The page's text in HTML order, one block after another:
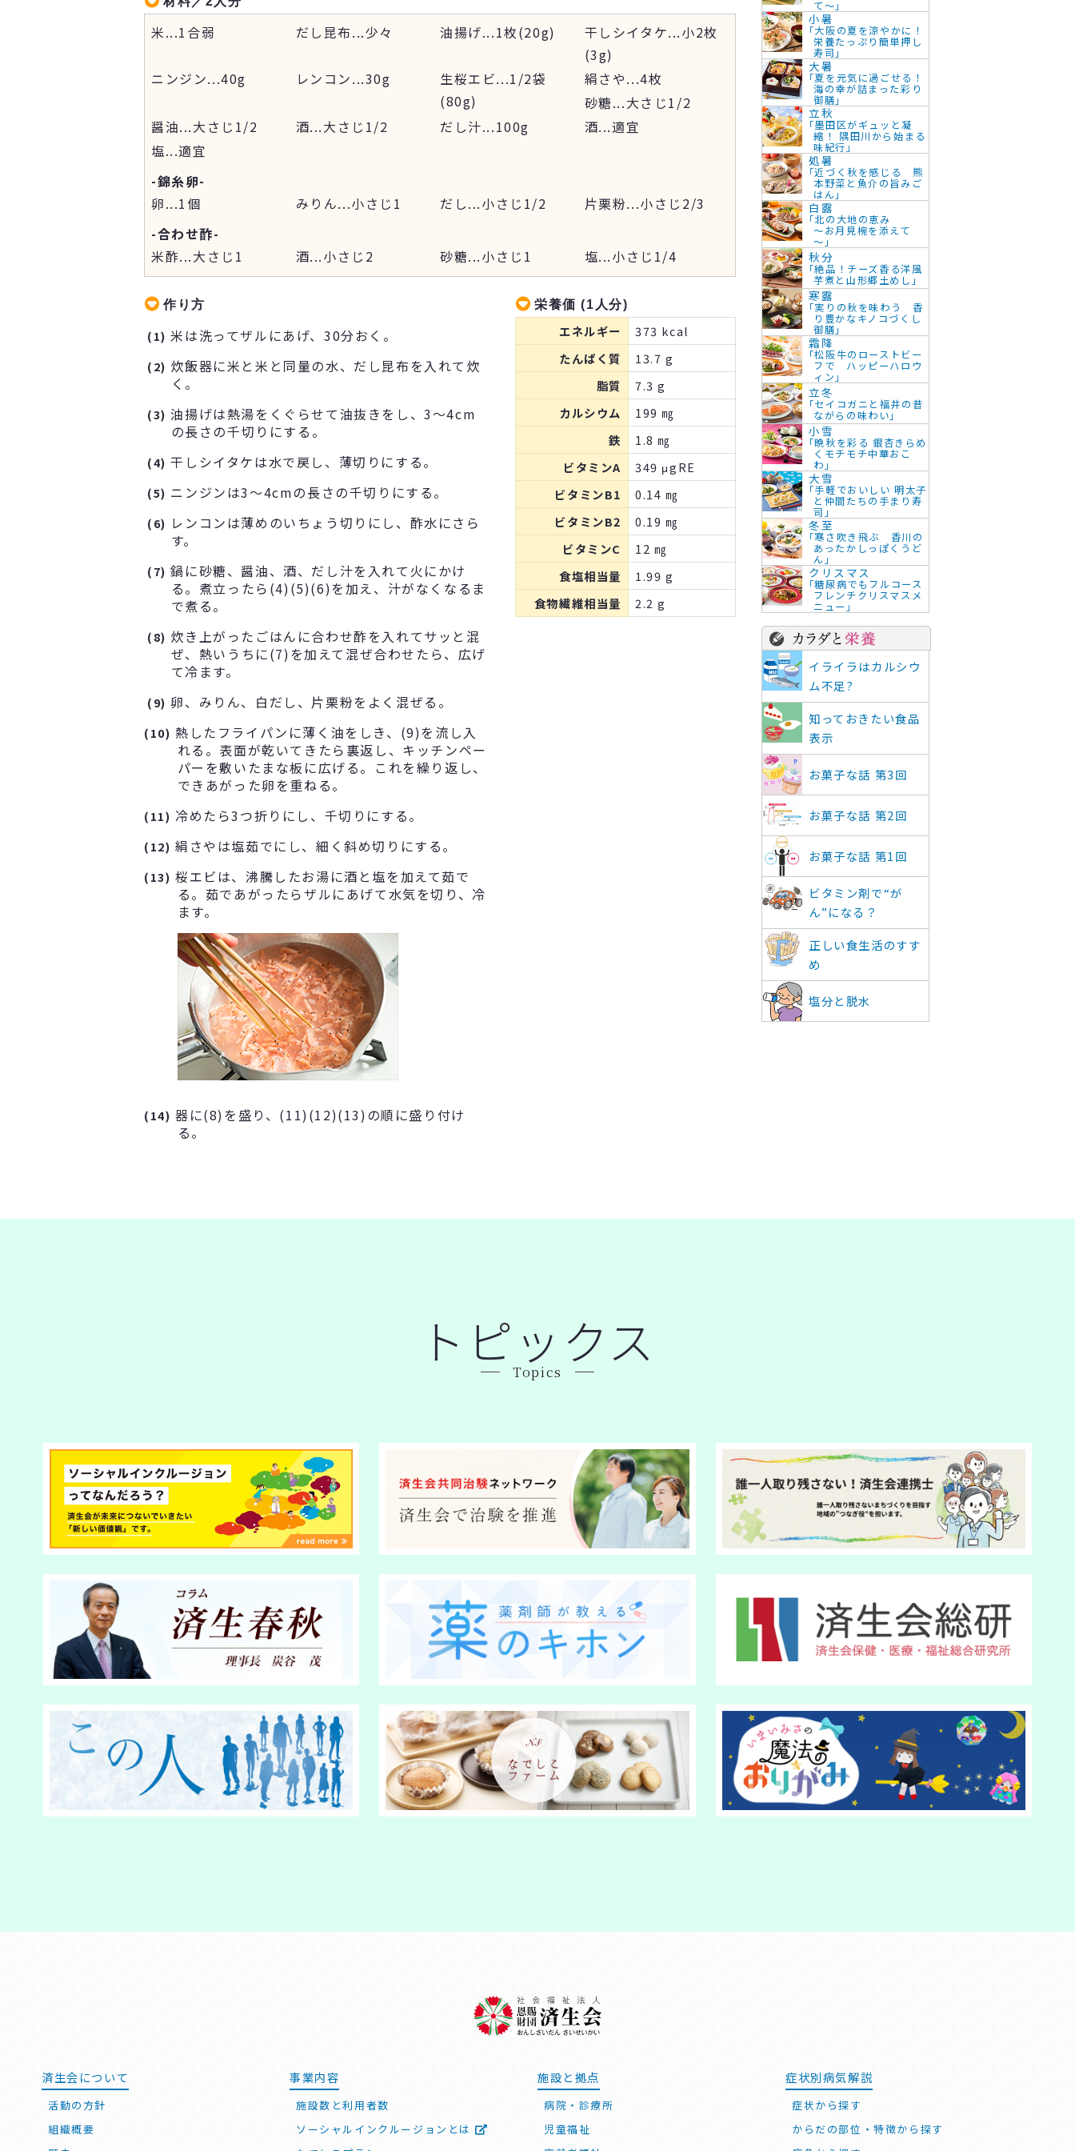
米...1合弱 だし昆布...少々 油揚げ...1枚(20g) 干しシイタケ...小2枚
(3g)
ニンジン...40g レンコン...30g 生桜エビ...1/2袋
(80g)
絹さや...4枚
砂糖...大さじ1/2
醤油...大さじ1/2 酒...大さじ1/2 だし汁...100g 酒...適宜
塩...適宜
-錦糸卵-
卵...1個 みりん...小さじ1 だし...小さじ1/2 片栗粉...小さじ2/3
-合わせ酢-
米酢...大さじ1 酒...小さじ2 砂糖...小さじ1 塩...小さじ1/4
栄養価 (1人分)
エネルギー
373 kcal
たんぱく質
13.7 g
脂質
7.3 g
カルシウム
199 ㎎
鉄
1.8 ㎎
ビタミンA
349 μgRE
ビタミンB1
0.14 ㎎
ビタミンB2
0.19 ㎎
ビタミンC
12 ㎎
食塩相当量
1.99 g
食物繊維相当量
2.2 g
作り方
(1) 米は洗ってザルにあげ、30分おく。
(2) 炊飯器に米と米と同量の水、だし昆布を入れて炊
く。
(3) 油揚げは熱湯をくぐらせて油抜きをし、3～4cm
の長さの千切りにする。
(4) 干しシイタケは水で戻し、薄切りにする。
(5) ニンジンは3～4cmの長さの千切りにする。
(6) レンコンは薄めのいちょう切りにし、酢水にさら
す。
(7) 鍋に砂糖、醤油、酒、だし汁を入れて火にかけ
る。煮立ったら(4)(5)(6)を加え、汁がなくなるま
で煮る。
(8) 炊き上がったごはんに合わせ酢を入れてサッと混
ぜ、熱いうちに(7)を加えて混ぜ合わせたら、広げ
て冷ます。
(9) 卵、みりん、白だし、片栗粉をよく混ぜる。
(10) 熱したフライパンに薄く油をしき、(9)を流し入
れる。表面が乾いてきたら裏返し、キッチンペー
パーを敷いたまな板に広げる。これを繰り返し、
できあがった卵を重ねる。
(11) 冷めたら3つ折りにし、千切りにする。
(12) 絹さやは塩茹でにし、細く斜め切りにする。
(13) 桜エビは、沸騰したお湯に酒と塩を加えて茹で
る。茹であがったらザルにあげて水気を切り、冷
ます。
(14) 器に(8)を盛り、(11)(12)(13)の順に盛り付け
る。
て～」
小暑
「大阪の夏を涼やかに！
栄養たっぷり簡単押し
寿司」
大暑
「夏を元気に過ごせる！
海の幸が詰まった彩り
御膳」
立秋
「墨田区がギュッと凝
縮！ 隅田川から始まる
味紀行」
処暑
「近づく秋を感じる 熊
本野菜と魚介の旨みご
はん」
白露
「北の大地の恵み
～お月見椀を添えて
～」
秋分
「絶品！チーズ香る洋風
芋煮と山形郷土めし」
寒露
「実りの秋を味わう 香
り豊かなキノコづくし
御膳」
霜降
「松阪牛のローストビー
フで ハッピーハロウ
ィン」
立冬
「セイコガニと福井の昔
ながらの味わい」
小雪
「晩秋を彩る 銀杏きらめ
くモチモチ中華おこ
わ」
大雪
「手軽でおいしい 明太子
と仲間たちの手まり寿
司」
冬至
「寒さ吹き飛ぶ 香川の
あったかしっぽくうど
ん」
クリスマス
「糖尿病でもフルコース
フレンチクリスマスメ
ニュー」
イライラはカルシウ
ム不足?
知っておきたい食品
表示
お菓子な話 第3回
お菓子な話 第2回
お菓子な話 第1回
ビタミン剤で“が
ん”になる？
正しい食生活のすす
め
塩分と脱水
トピックス
Topics
済生会について
活動の方針
組織概要
事業内容
施設数と利用者数
ソーシャルインクルージョンとは
施設と拠点
病院・診療所
児童福祉
症状別病気解説
症状から探す
からだの部位・特徴から探す